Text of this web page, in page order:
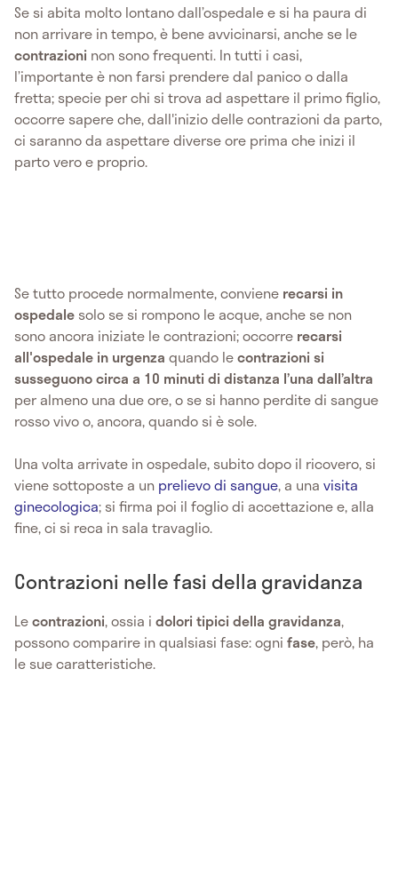
Se si abita molto lontano dall’ospedale e si ha paura di
non arrivare in tempo, è bene avvicinarsi, anche se le
contrazioni non sono frequenti. In tutti i casi,
l’importante è non farsi prendere dal panico o dalla
fretta; specie per chi si trova ad aspettare il primo figlio,
occorre sapere che, dall'inizio delle contrazioni da parto,
ci saranno da aspettare diverse ore prima che inizi il
parto vero e proprio.
Se tutto procede normalmente, conviene recarsi in
ospedale solo se si rompono le acque, anche se non
sono ancora iniziate le contrazioni; occorre recarsi
all'ospedale in urgenza quando lecontrazioni si
susseguono circa a 10 minuti di distanza l’una dall’altra
per almeno una due ore, o se si hanno perdite di sangue
rosso vivo o, ancora, quando si è sole.
Una volta arrivate in ospedale, subito dopo il ricovero, si
viene sottoposte a un prelievo di sangue, a una visita
ginecologica; si firma poi il foglio di accettazione e, alla
fine, ci si reca in sala travaglio.
Contrazioni nelle fasi della gravidanza
Lecontrazioni, ossia i dolori tipici della gravidanza,
possono comparire in qualsiasi fase: ogni fase, però, ha
le sue caratteristiche.